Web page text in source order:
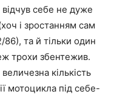
себе не дуже
і зростанням сам
та й тільки один
трохи збентежив.
кількість
мотоцикла під себе-